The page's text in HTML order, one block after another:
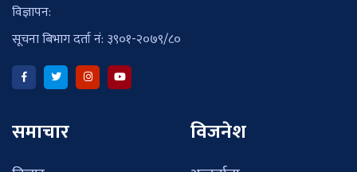
विज्ञापन:
सूचना बिभाग दर्ता नं: ३९०१-२०७९/८०
समाचार विजनेश